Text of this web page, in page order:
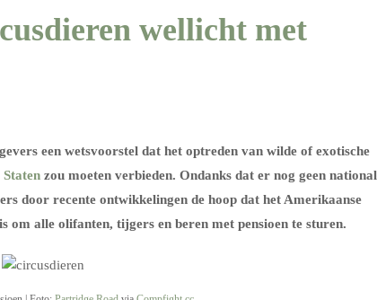
wellicht met
een wetsvoorstel dat het optreden van wilde of exotische
Staten zou moeten verbieden. Ondanks dat er nog geen
door recente ontwikkelingen de hoop dat het Amerikaanse
om alle olifanten, tijgers en beren met pensioen te sturen.